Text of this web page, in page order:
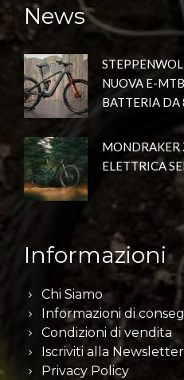
News
NUOVA E-
BATTERIA DA
MONDRAKER
ELETTRICA
Informazioni
Chi Siamo
Informazioni di
Condizioni di vendita
Iscriviti alla Newsletter
Privacy Policy